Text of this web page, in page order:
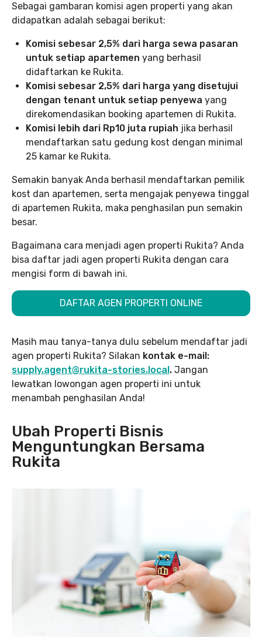
Sebagai gambaran komisi agen properti yang akan
didapatkan adalah sebagai berikut:
Komisi sebesar 2,5% dari harga sewa pasaran
untuk setiap apartemen yang berhasil
didaftarkan ke Rukita.
Komisi sebesar 2,5% dari harga yang disetujui
dengan tenant untuk setiap penyewa yang
direkomendasikan booking apartemen di Rukita.
Komisi lebih dari Rp10 juta rupiah jika berhasil
mendaftarkan satu gedung kost dengan minimal
25 kamar ke Rukita.
Semakin banyak Anda berhasil mendaftarkan pemilik
kost dan apartemen, serta mengajak penyewa tinggal
di apartemen Rukita, maka penghasilan pun semakin
besar.
Bagaimana cara menjadi agen properti Rukita? Anda
bisa daftar jadi agen properti Rukita dengan cara
mengisi form di bawah ini.
DAFTAR AGEN PROPERTI ONLINE
Masih mau tanya-tanya dulu sebelum mendaftar jadi
agen properti Rukita? Silakan kontak e-mail:
supply.agent@rukita-stories.local. Jangan
lewatkan lowongan agen properti ini untuk
menambah penghasilan Anda!
Ubah Properti Bisnis
Menguntungkan Bersama
Rukita